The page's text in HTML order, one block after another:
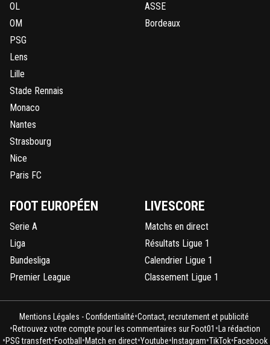
OL
OM
PSG
Lens
Lille
Stade Rennais
Monaco
Nantes
Strasbourg
Nice
Paris FC
ASSE
Bordeaux
FOOT EUROPÉEN
Serie A
Liga
Bundesliga
Premier League
LIVESCORE
Matchs en direct
Résultats Ligue 1
Calendrier Ligue 1
Classement Ligue 1
Mentions Légales - Confidentialité•Contact, recrutement et publicité
•Retrouvez votre compte pour les commentaires sur Foot01 • La rédaction
•PSG transfert•Football •Match en direct•Youtube• Instagram•TikTok•Facebook